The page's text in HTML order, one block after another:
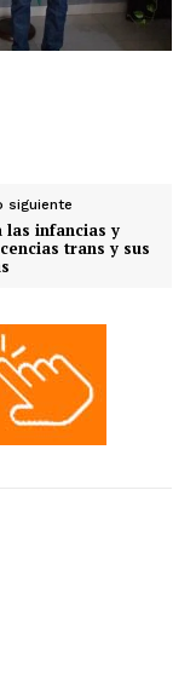
siguiente
las infancias y
trans y sus